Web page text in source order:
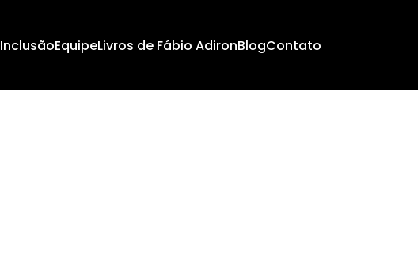
InclusãoEquipeLivros de Fábio AdironBlogContato